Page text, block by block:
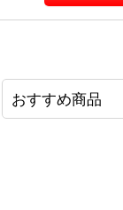
おすすめ商品